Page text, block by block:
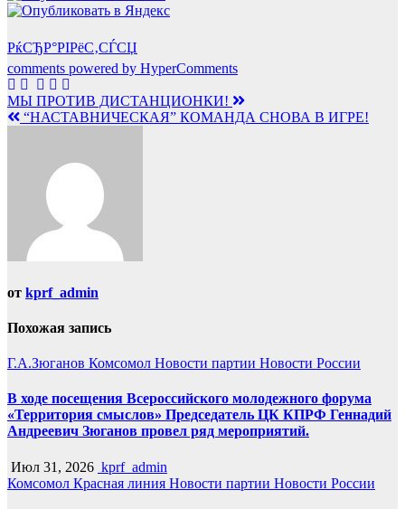
РќСЂР°РІРёС‚СЃСЏ
comments powered by HyperComments
Навигация
по
МЫ ПРОТИВ ДИСТАНЦИОНКИ!
“НАСТАВНИЧЕСКАЯ” КОМАНДА СНОВА В ИГРЕ!
от kprf_admin
Похожая запись
Г.А.Зюганов Комсомол Новости партии Новости России
В ходе посещения Всероссийского молодежного форума
«Территория смыслов» Председатель ЦК КПРФ Геннадий
Андреевич Зюганов провел ряд мероприятий.
Июл 31, 2026 kprf_admin
Комсомол Красная линия Новости партии Новости России